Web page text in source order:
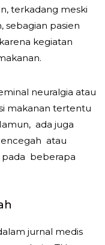
terkadang meski
sebagian pasien
kegiatan
neuralgia atau
makanan tertentu
ada juga
atau
pada beberapa
jurnal medis